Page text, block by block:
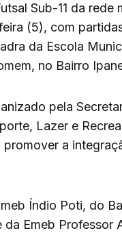
Sub-11 da
(5), com
da Escola
no Bairro
pela
Lazer e
a
Índio Poti, do
da Emeb